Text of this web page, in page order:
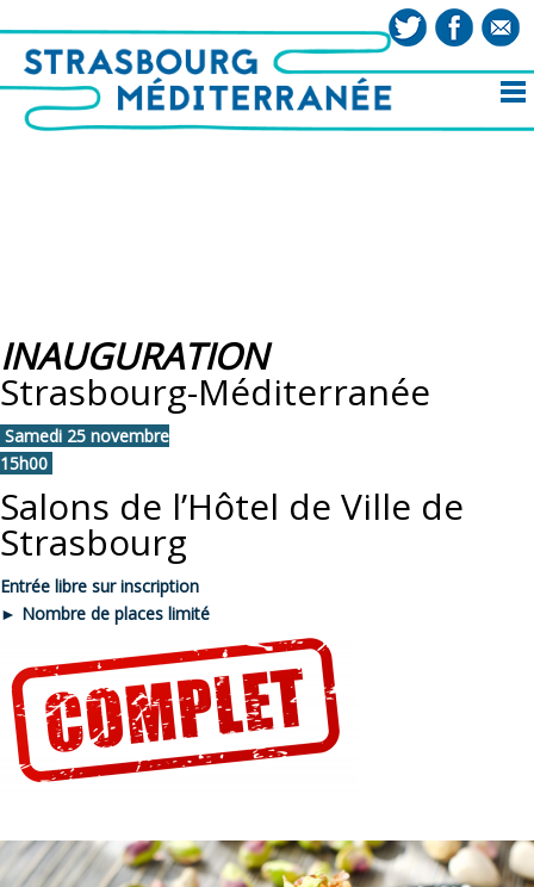
INAUGURATION
Strasbourg-Méditerranée
Samedi 25 novembre
15h00
Salons de l’Hôtel de Ville de
Strasbourg
Entrée libre sur inscription
► Nombre de places limité